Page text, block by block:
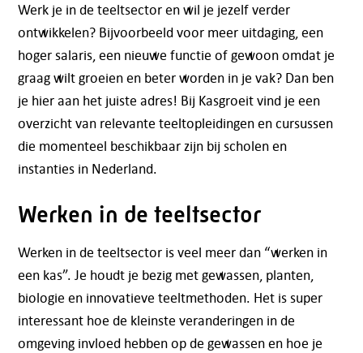
Werk je in de teeltsector en wil je jezelf verder
ontwikkelen? Bijvoorbeeld voor meer uitdaging, een
hoger salaris, een nieuwe functie of gewoon omdat je
graag wilt groeien en beter worden in je vak? Dan ben
je hier aan het juiste adres! Bij Kasgroeit vind je een
overzicht van relevante teeltopleidingen en cursussen
die momenteel beschikbaar zijn bij scholen en
instanties in Nederland.
Werken in de teeltsector
Werken in de teeltsector is veel meer dan “werken in
een kas”. Je houdt je bezig met gewassen, planten,
biologie en innovatieve teeltmethoden. Het is super
interessant hoe de kleinste veranderingen in de
omgeving invloed hebben op de gewassen en hoe je